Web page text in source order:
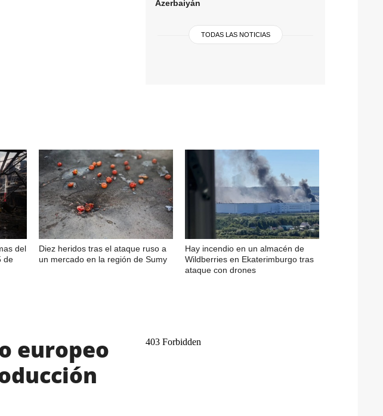
Azerbaiyán
TODAS LAS NOTICIAS
del
de
Diez heridos tras el ataque ruso a
un mercado en la región de Sumy
Hay incendio en un almacén de
Wildberries en Ekaterimburgo tras
ataque con drones
europeo